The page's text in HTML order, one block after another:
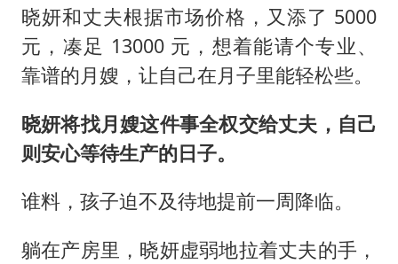
晓妍和丈夫根据市场价格，又添了 5000
元，凑足 13000 元，想着能请个专业、
靠谱的月嫂，让自己在月子里能轻松些。
晓妍将找月嫂这件事全权交给丈夫，自己
则安心等待生产的日子。
谁料，孩子迫不及待地提前一周降临。
躺在产房里，晓妍虚弱地拉着丈夫的手，